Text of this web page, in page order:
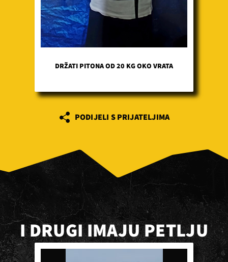
DRŽATI PITONA OD 20 KG OKO VRATA
PODIJELI S PRIJATELJIMA
I DRUGI IMAJU PETLJU